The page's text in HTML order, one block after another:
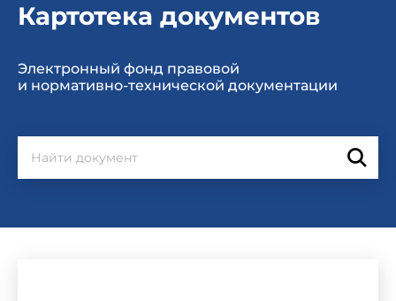
Картотека документов
Электронный фонд правовой
и нормативно-технической документации